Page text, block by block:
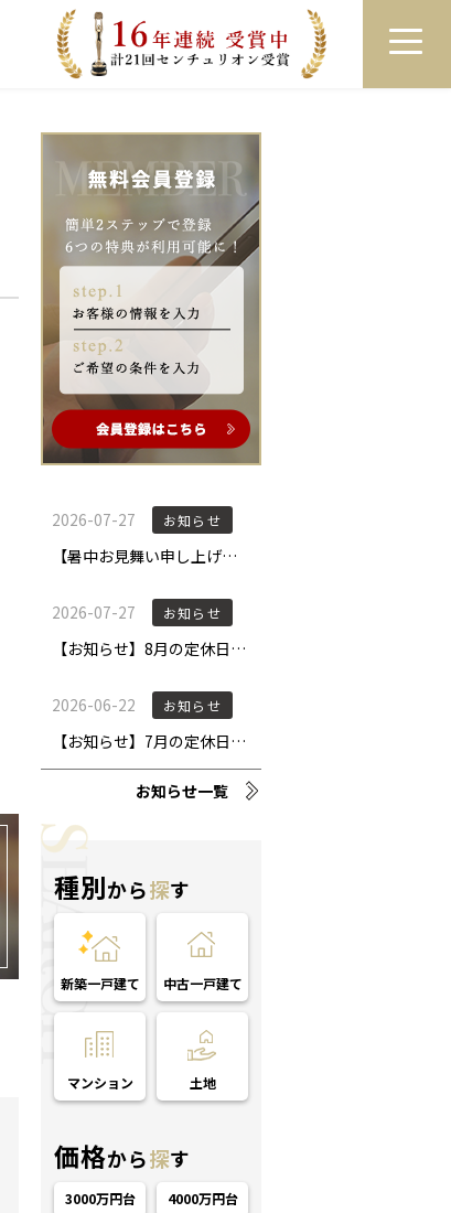
ログイン 来店予約 LINEで相談
お知らせ一覧
種別から探す
新築一戸建て 中古一戸建て
マンション 土地
価格から探す
3000万円台 4000万円台